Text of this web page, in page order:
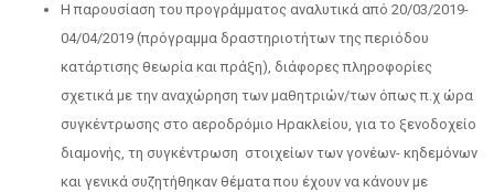
Η παρουσίαση του προγράμματος αναλυτικά από 20/03/2019-
04/04/2019 (πρόγραμμα δραστηριοτήτων της περιόδου
κατάρτισης θεωρία και πράξη), διάφορες πληροφορίες
σχετικά με την αναχώρηση των μαθητριών/των όπως π.χ ώρα
συγκέντρωσης στο αεροδρόμιο Ηρακλείου, για το ξενοδοχείο
διαμονής, τη συγκέντρωση στοιχείων των γονέων- κηδεμόνων
και γενικά συζητήθηκαν θέματα που έχουν να κάνουν με